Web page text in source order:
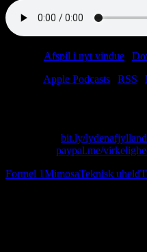
Afspil i nyt vindue
Apple Podcasts RSS
bit.ly/lydenafjylland
paypal.me/
Formel 1MimosaTeknisk uheld